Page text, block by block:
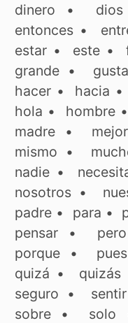
dinero • dios
entonces •
estar • este •
grande •
hacer • hacia •
hola • hombre
madre • mejor
mismo •
nadie •
nosotros •
padre • para •
pensar • pero
porque • pues
quizá • quizás
seguro • sentir
sobre • solo